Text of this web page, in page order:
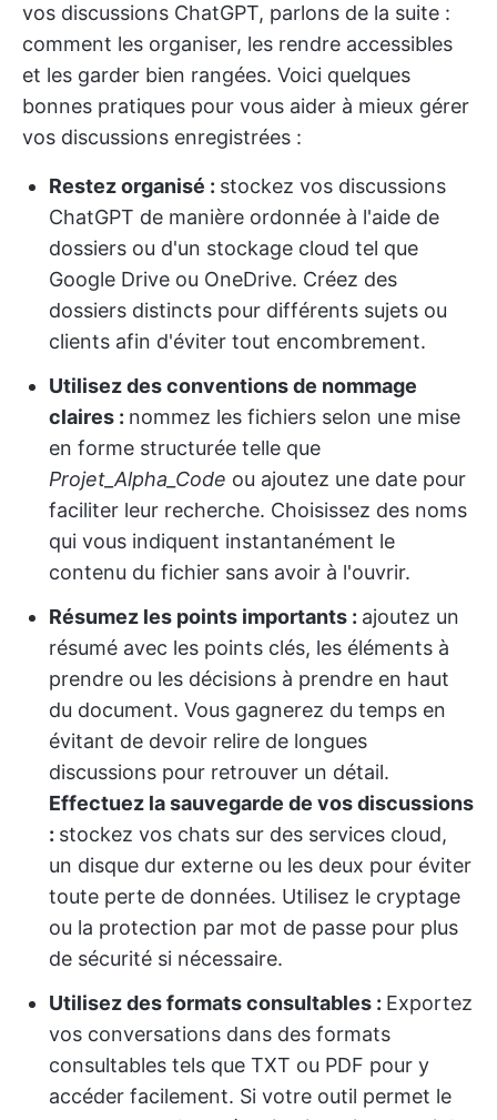
vos discussions ChatGPT, parlons de la suite :
comment les organiser, les rendre accessibles
et les garder bien rangées. Voici quelques
bonnes pratiques pour vous aider à mieux gérer
vos discussions enregistrées :
Restez organisé : stockez vos discussions
ChatGPT de manière ordonnée à l'aide de
dossiers ou d'un stockage cloud tel que
Google Drive ou OneDrive. Créez des
dossiers distincts pour différents sujets ou
clients afin d'éviter tout encombrement.
Utilisez des conventions de nommage
claires : nommez les fichiers selon une mise
en forme structurée telle que
Projet_Alpha_Code ou ajoutez une date pour
faciliter leur recherche. Choisissez des noms
qui vous indiquent instantanément le
contenu du fichier sans avoir à l'ouvrir.
Résumez les points importants : ajoutez un
résumé avec les points clés, les éléments à
prendre ou les décisions à prendre en haut
du document. Vous gagnerez du temps en
évitant de devoir relire de longues
discussions pour retrouver un détail.
Effectuez la sauvegarde de vos discussions
: stockez vos chats sur des services cloud,
un disque dur externe ou les deux pour éviter
toute perte de données. Utilisez le cryptage
ou la protection par mot de passe pour plus
de sécurité si nécessaire.
Utilisez des formats consultables : Exportez
vos conversations dans des formats
consultables tels que TXT ou PDF pour y
accéder facilement. Si votre outil permet le